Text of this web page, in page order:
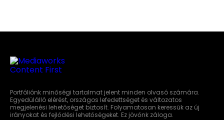
Portfóliónk minőségi tartalmat jelent minden olvasó számára.
Egyedülálló elérést, országos lefedettséget és változatos
megjelenési lehetőséget biztosít. Folyamatosan keressük az új
irányokat és fejlődési lehetőségeket. Ez jövőnk záloga.